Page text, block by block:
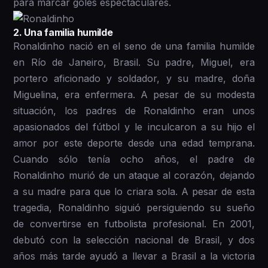
para marcar goles espectaculares.
2 . Una familia humilde
Ronaldinho nació en el seno de una familia humilde
en Río de Janeiro, Brasil. Su padre, Miguel, era
portero aficionado y soldador, y su madre, doña
Miguelina, era enfermera. A pesar de su modesta
situación, los padres de Ronaldinho eran unos
apasionados del fútbol y le inculcaron a su hijo el
amor por este deporte desde una edad temprana.
Cuando sólo tenía ocho años, el padre de
Ronaldinho murió de un ataque al corazón, dejando
a su madre para que lo criara sola. A pesar de esta
tragedia, Ronaldinho siguió persiguiendo su sueño
de convertirse en futbolista profesional. En 2001,
debutó con la selección nacional de Brasil, y dos
años más tarde ayudó a llevar a Brasil a la victoria